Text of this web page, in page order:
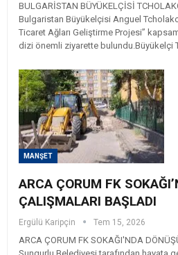
BULGARİSTAN BÜYÜKELÇİSİ
Bulgaristan Büyükelçisi Anguel
Ticaret Ağları Geliştirme Projesi”
dizi önemli ziyarette bulundu. ​Büyükelçi
MANŞET
ARCA ÇORUM FK
ÇALIŞMALARI BAŞLADI
Ergülü Karipçin Tem 15, 2026
ARCA ÇORUM FK SOKAĞI'NDA